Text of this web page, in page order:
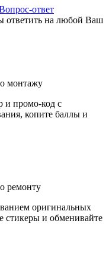
ответ
ответить на любой Ваш
монтажу
и промо-код с
копите баллы и
ремонту
оригинальных
стикеры и обменивайте